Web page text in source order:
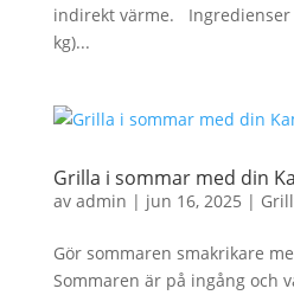
indirekt värme. Ingredienser
kg)...
Grilla i sommar med din
av admin | jun 16, 2025 |
Gör sommaren smakrikare
Sommaren är på ingång och